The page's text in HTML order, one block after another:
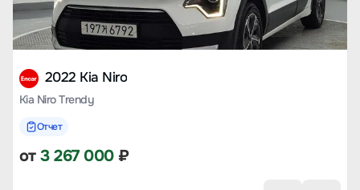
2022 Kia Niro
Kia Niro Trendy
Отчет
от3 267 000₽